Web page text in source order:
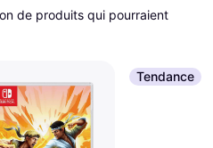
de produits qui pourraient
Tendance